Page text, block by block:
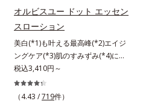
メマツヨイグサ抽出液、スイカズラ
エキス配合＝角層のすみずみまで水
分・油分を保ち、ハリ・ツヤを与え
る保湿成分*10 気持ちのことアレ
ルギーテスト済＝全ての方にアレル
ギーが起こらないということではあ
りません。
カスを防ぎます。さらに、「アルテ
アネスレ(*6)」を配合し、うるおい
に満ちた自分本来の澄み渡るような
透明感を目指します。手に取った
時、なじませた時、後肌、と3段階
に変化するテクスチャーは、肌にす
ばやくなじみ、毎日の美白ケアを楽
しくする使いごこちを叶えました。
オルビスユー ドット エッセン
スローション
美白(*1)も叶える最高峰(*2)エイジ
ングケア(*3)肌のすみずみ(*4)にし
みわたるうるおい充満ローション。
ハリも透明感(*5)も結果主義。年齢
サイン(*6)の因子に着目した肌科学
税込3,410円～
（4.43 /719件）